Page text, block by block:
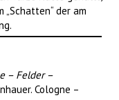
der am
– Felder –
Cologne –